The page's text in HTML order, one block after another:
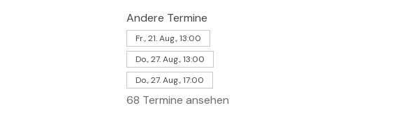
Andere Termine
Fr., 21. Aug., 13:00
Do., 27. Aug., 13:00
Do., 27. Aug., 17:00
68 Termine ansehen